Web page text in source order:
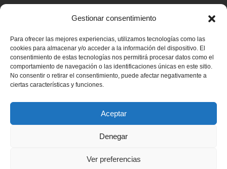
Gestionar consentimiento
Para ofrecer las mejores experiencias, utilizamos tecnologías como las
cookies para almacenar y/o acceder a la información del dispositivo. El
consentimiento de estas tecnologías nos permitirá procesar datos como el
comportamiento de navegación o las identificaciones únicas en este sitio.
No consentir o retirar el consentimiento, puede afectar negativamente a
ciertas características y funciones.
Aceptar
Denegar
Ver preferencias
91 843 00 36
Guardia Civil Torrelaguna
91 843 82 52Casa de Niños
91 848 23 43Servicios sociales
© 2026 – Ayuntamiento de Redueña |